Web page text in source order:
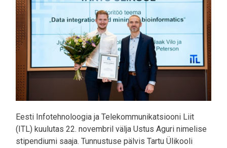
Eesti Infotehnoloogia ja Telekommunikatsiooni Liit
(ITL) kuulutas 22. novembril välja Ustus Aguri nimelise
stipendiumi saaja. Tunnustuse pälvis Tartu Ülikooli